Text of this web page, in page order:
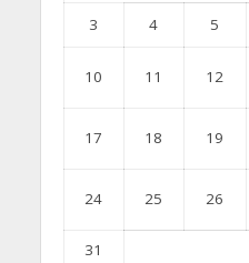
3 4 5
10 11 12
17 18 19
24 25 26
31